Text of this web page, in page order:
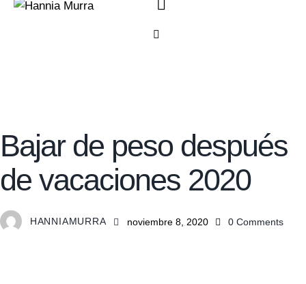
Bajar de peso después
de vacaciones 2020
HANNIAMURRA noviembre 8, 2020 0 Comments